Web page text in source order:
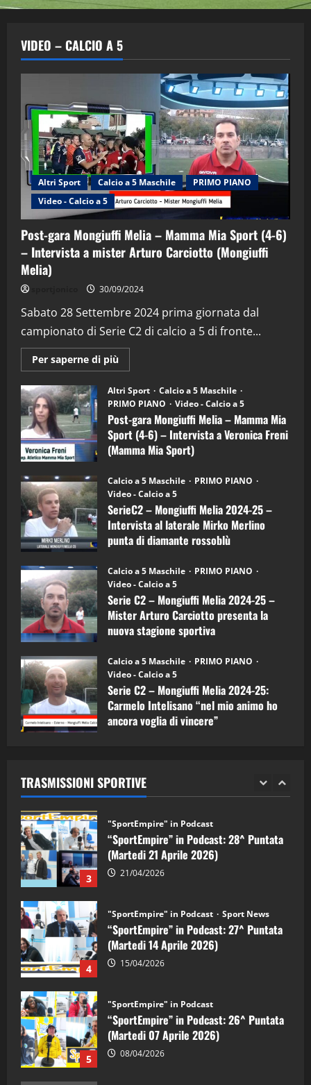
VIDEO – CALCIO A 5
Altri Sport Calcio a 5 Maschile
PRIMO PIANO
Video - Calcio a 5
Post-gara Mongiuffi Melia – Mamma Mia Sport (4-6)
– Intervista a mister Arturo Carciotto (Mongiuffi
Melia)
30/09/2024
Sabato 28 Settembre 2024 prima giornata dal
campionato di Serie C2 di calcio a 5 di fronte...
Per saperne di più
informazioni
Post-
gara
Mongiuffi
Melia
–
Mamma
Mia
Sport
6)
–
Intervista
a
mister
Arturo
Carciotto
(Mongiuffi
Altri Sport
Calcio a 5 Maschile
PRIMO PIANO
Video - Calcio a 5
Post-gara Mongiuffi Melia – Mamma Mia
Sport (4-6) – Intervista a Veronica Freni
(Mamma Mia Sport)
Calcio a 5 Maschile
PRIMO PIANO
Video - Calcio a 5
SerieC2 – Mongiuffi Melia 2024-25 –
Intervista al laterale Mirko Merlino
punta di diamante rossoblù
Calcio a 5 Maschile
PRIMO PIANO
Video - Calcio a 5
Serie C2 – Mongiuffi Melia 2024-25 –
Mister Arturo Carciotto presenta la
nuova stagione sportiva
Calcio a 5 Maschile
PRIMO PIANO
Video - Calcio a 5
Serie C2 – Mongiuffi Melia 2024-25:
Carmelo Intelisano “nel mio animo ho
ancora voglia di vincere”
TRASMISSIONI SPORTIVE
2
“SportEmpire” in Podcast: 29^ Puntata
(Martedi 28 Aprile 2026)
28/04/2026
3
"SportEmpire" in Podcast
“SportEmpire” in Podcast: 28^ Puntata
(Martedi 21 Aprile 2026)
21/04/2026
4
“SportEmpire” in Podcast: 27^ Puntata
(Martedi 14 Aprile 2026)
15/04/2026
5
“SportEmpire” in Podcast: 26^ Puntata
(Martedi 07 Aprile 2026)
08/04/2026
1
“SportEmpire” in Podcast: 30^ Puntata
(Martedi 05 Maggio 2026)
08/05/2026
2 28/04/2026
3
"SportEmpire" in Podcast
“SportEmpire” in Podcast: 28^ Puntata
(Martedi 21 Aprile 2026)
21/04/2026
4
"SportEmpire" in Podcast Sport News
“SportEmpire” in Podcast: 27^ Puntata
(Martedi 14 Aprile 2026)
15/04/2026
5
"SportEmpire" in Podcast
“SportEmpire” in Podcast: 26^ Puntata
(Martedi 07 Aprile 2026)
08/04/2026